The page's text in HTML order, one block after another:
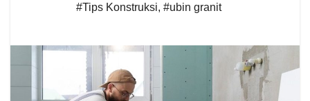
#Tips Konstruksi, #ubin granit